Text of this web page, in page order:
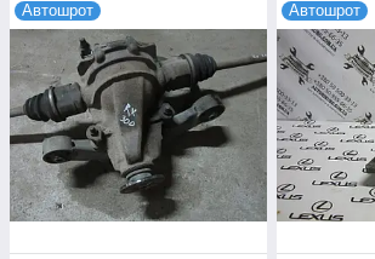
пары дней во все без исключения
нашей державе.
Автошрот Автошрот